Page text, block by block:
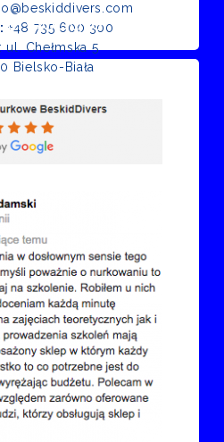
+48 735 600 300
ul. Chełmska 5
Bielsko-Biała
Google